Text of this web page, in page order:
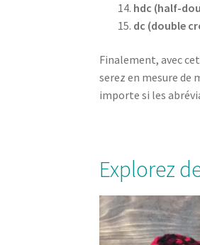
hdc (half-
dc (double
Finalement, avec
serez en mesure de
importe si les
Explorez